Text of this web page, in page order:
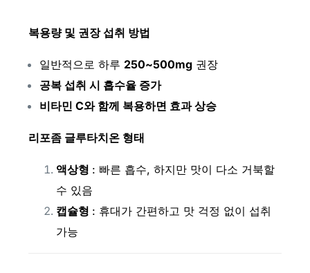
복용량 및 권장 섭취 방법
일반적으로 하루 250~500mg권장
공복 섭취 시 흡수율 증가
비타민 C와 함께 복용하면 효과 상승
리포좀 글루타치온 형태
액상형 : 빠른 흡수, 하지만 맛이 다소 거북할
수 있음
캡슐형 : 휴대가 간편하고 맛 걱정 없이 섭취
가능